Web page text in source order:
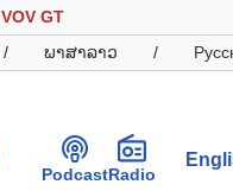
VOV GT
/ ພາສາລາວ /
PodcastRadio